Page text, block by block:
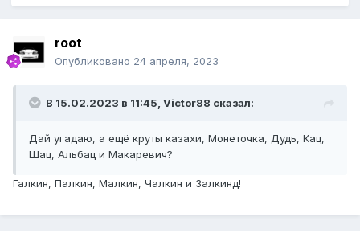
root
Опубликовано 24 апреля, 2023
В 15.02.2023 в 11:45, Victor88 сказал:
Дай угадаю, а ещё круты казахи, Монеточка, Дудь, Кац,
Шац, Альбац и Макаревич?
Галкин, Палкин, Малкин, Чалкин и Залкинд!